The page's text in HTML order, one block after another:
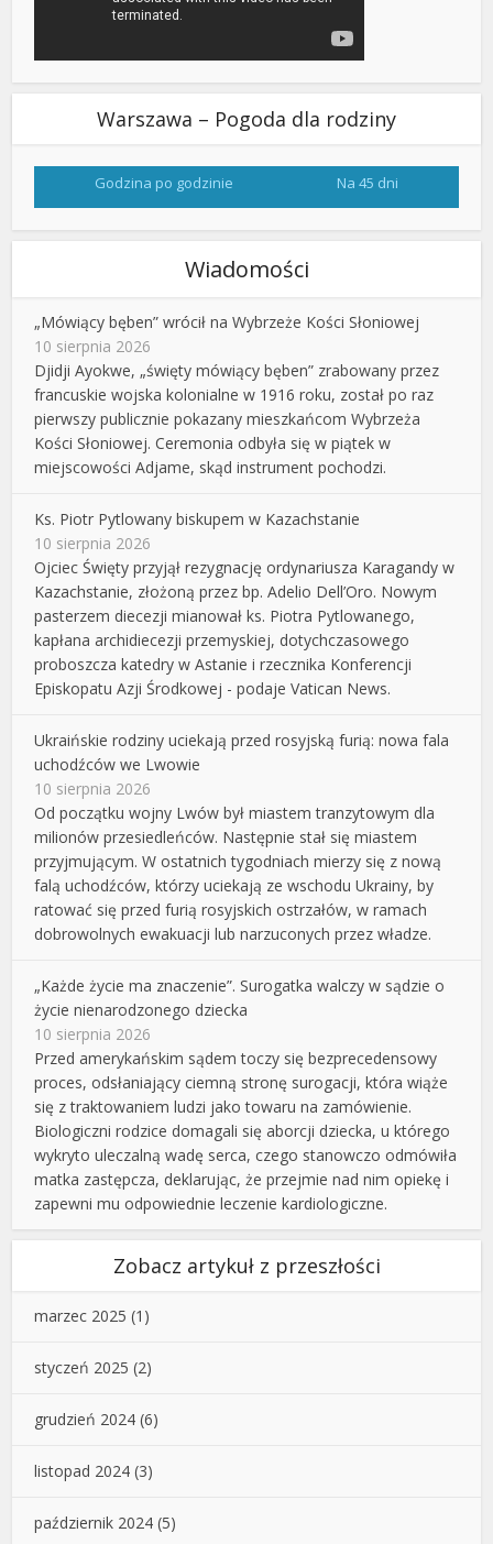
Warszawa – Pogoda dla rodziny
Godzina po godzinie Na 45 dni
Wiadomości
„Mówiący bęben” wrócił na Wybrzeże Kości Słoniowej
10 sierpnia 2026
Djidji Ayokwe, „święty mówiący bęben” zrabowany przez
francuskie wojska kolonialne w 1916 roku, został po raz
pierwszy publicznie pokazany mieszkańcom Wybrzeża
Kości Słoniowej. Ceremonia odbyła się w piątek w
miejscowości Adjame, skąd instrument pochodzi.
Ks. Piotr Pytlowany biskupem w Kazachstanie
10 sierpnia 2026
Ojciec Święty przyjął rezygnację ordynariusza Karagandy w
Kazachstanie, złożoną przez bp. Adelio Dell’Oro. Nowym
pasterzem diecezji mianował ks. Piotra Pytlowanego,
kapłana archidiecezji przemyskiej, dotychczasowego
proboszcza katedry w Astanie i rzecznika Konferencji
Episkopatu Azji Środkowej - podaje Vatican News.
Ukraińskie rodziny uciekają przed rosyjską furią: nowa fala
uchodźców we Lwowie
10 sierpnia 2026
Od początku wojny Lwów był miastem tranzytowym dla
milionów przesiedleńców. Następnie stał się miastem
przyjmującym. W ostatnich tygodniach mierzy się z nową
falą uchodźców, którzy uciekają ze wschodu Ukrainy, by
ratować się przed furią rosyjskich ostrzałów, w ramach
dobrowolnych ewakuacji lub narzuconych przez władze.
„Każde życie ma znaczenie”. Surogatka walczy w sądzie o
życie nienarodzonego dziecka
10 sierpnia 2026
Przed amerykańskim sądem toczy się bezprecedensowy
proces, odsłaniający ciemną stronę surogacji, która wiąże
się z traktowaniem ludzi jako towaru na zamówienie.
Biologiczni rodzice domagali się aborcji dziecka, u którego
wykryto uleczalną wadę serca, czego stanowczo odmówiła
matka zastępcza, deklarując, że przejmie nad nim opiekę i
zapewni mu odpowiednie leczenie kardiologiczne.
Zobacz artykuł z przeszłości
marzec 2025 (1)
styczeń 2025 (2)
grudzień 2024 (6)
listopad 2024 (3)
październik 2024 (5)